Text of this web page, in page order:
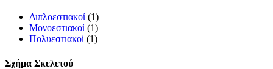
Διπλοεστιακοί (1)
Μονοεστιακοί (1)
Πολυεστιακοί (1)
Σχήμα Σκελετού